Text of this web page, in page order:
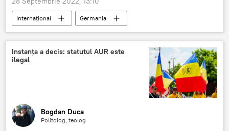
Internaţional
Germania
Vladimir Putin
Angela Merkel
Instanța a decis: statutul AUR este
ilegal
Bogdan Duca
Politolog, teolog